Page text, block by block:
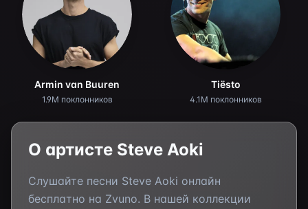
Armin van Buuren
1.9M поклонников
Tiësto
4.1M поклонников
О артисте Steve Aoki
Слушайте песни Steve Aoki онлайн
бесплатно на Zvuno. В нашей коллекции